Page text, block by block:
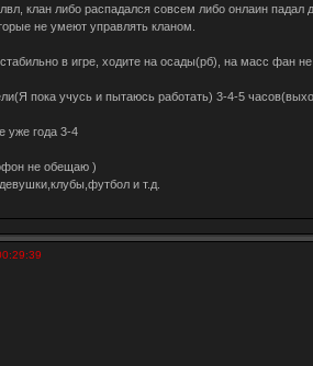
клан либо распадался совсем либо онлаин падал
не умеют управлять кланом.
в игре, ходите на осады(рб), на масс фан
пока учусь и пытаюсь работать) 3-4-5
уже года 3-4
не обещаю )
и т.д.